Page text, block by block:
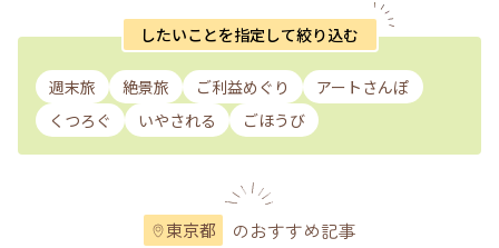
したいことを指定して絞り込む
週末旅 絶景旅 ご利益めぐり
アートさんぽ
くつろぐ
いやされる ごほうび
東京都 のおすすめ記事